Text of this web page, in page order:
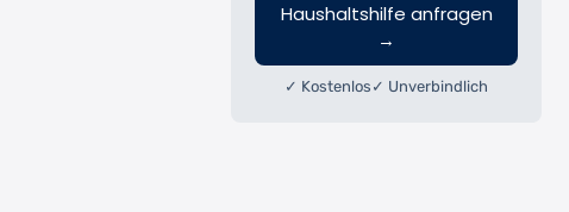
Haushaltshilfe anfragen
→
✓ Kostenlos ✓ Unverbindlich